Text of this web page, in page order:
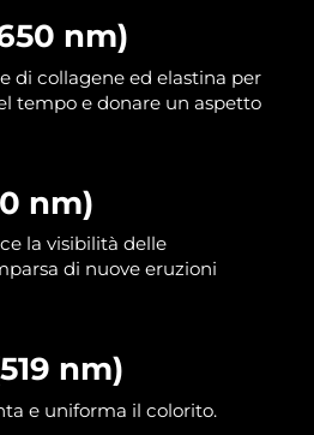
nm)
di collagene ed elastina per
tempo e donare un aspetto
nm)
la visibilità delle
di nuove eruzioni
nm)
e uniforma il colorito.
Consegna stimata
Consegna stimata8/13/26
Consegna stimata
Consegna stimata
Consegna stimata
Consegna stimata8/10/26